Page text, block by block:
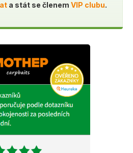
a stát se členem VIP clubu.